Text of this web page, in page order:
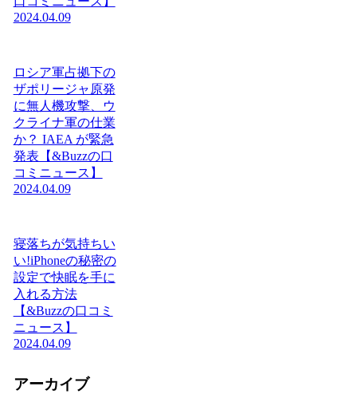
2024.04.09
ロシア軍占拠下の
ザポリージャ原発
に無人機攻撃、ウ
クライナ軍の仕業
か？ IAEA が緊急
発表【&Buzzの口
コミニュース】
2024.04.09
寝落ちが気持ちい
い!iPhoneの秘密の
設定で快眠を手に
入れる方法
【&Buzzの口コミ
ニュース】
2024.04.09
アーカイブ